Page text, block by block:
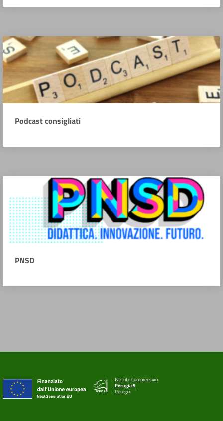
Podcast consigliati
PNSD
Istituto Comprensivo
Perugia 9
Perugia